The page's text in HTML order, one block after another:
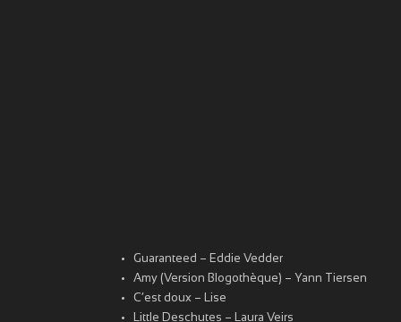
Guaranteed – Eddie Vedder
Amy (Version Blogothèque) – Yann Tiersen
C’est doux – Lise
Little Deschutes – Laura Veirs